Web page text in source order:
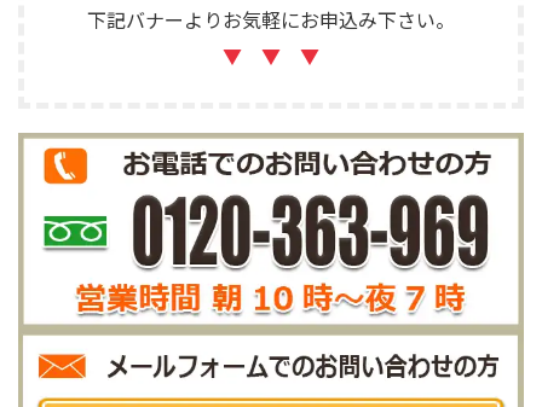
下記バナーよりお気軽にお申込み下さい。
▼ ▼ ▼